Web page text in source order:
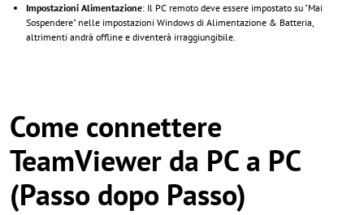
Impostazioni Alimentazione: Il PC remoto deve essere impostato su "Mai
Sospendere" nelle impostazioni Windows di Alimentazione & Batteria,
altrimenti andrà offline e diventerà irraggiungibile.
Come connettere
TeamViewer da PC a PC
(Passo dopo Passo)